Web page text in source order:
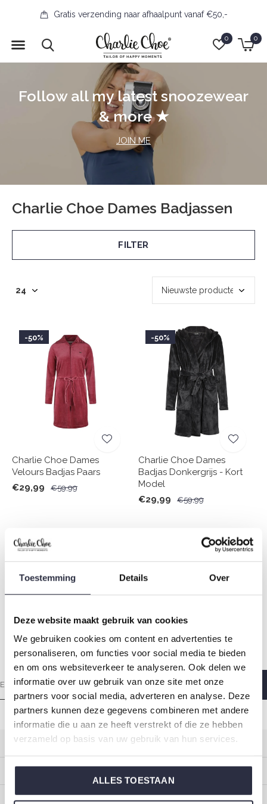
Toestemming Details Over
Deze website maakt gebruik van cookies
We gebruiken cookies om content en advertenties te
personaliseren, om functies voor social media te bieden
en om ons websiteverkeer te analyseren. Ook delen we
informatie over uw gebruik van onze site met onze
partners voor social media, adverteren en analyse. Deze
partners kunnen deze gegevens combineren met andere
informatie die u aan ze heeft verstrekt of die ze hebben
verzameld op basis van uw gebruik van hun services.
ALLES TOESTAAN
0 0
Gratis verzending naar afhaalpunt vanaf €50,-
Follow all my latest snoozewear
& more ★
JOIN ME
Charlie Choe Dames Badjassen
FILTER
-50%
Charlie Choe Dames
Velours Badjas Paars
€29,99
€59,99
-50%
Charlie Choe Dames
Badjas Donkergrijs - Kort
Model
€29,99
€59,99
Rock jouw inbox
Elke zondagochtend met liefde gemaakt zodat jij heerlijk
wakker wordt.
Klantenservice
Mijn account
Categorieën